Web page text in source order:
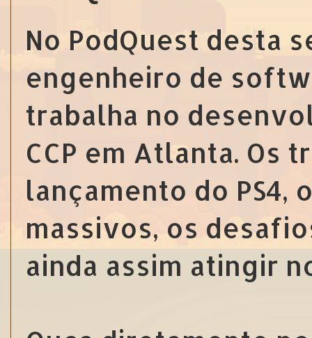
No PodQuest desta
engenheiro de
trabalha no
CCP em Atlanta. Os
lançamento do PS4,
massivos, os
ainda assim atingir